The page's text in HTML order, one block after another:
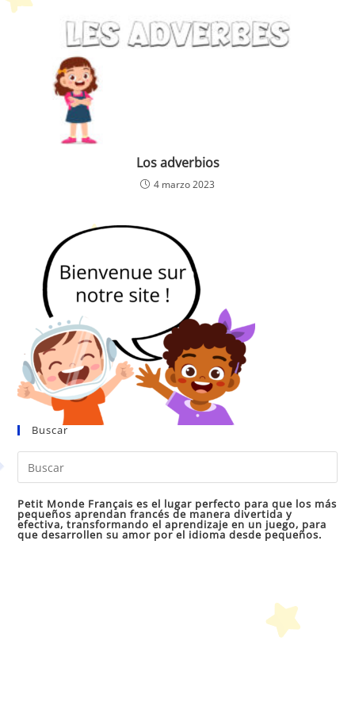
Los adverbios
4 marzo 2023
Buscar
Petit Monde Français es el lugar perfecto para que los más
pequeños aprendan francés de manera divertida y
efectiva, transformando el aprendizaje en un juego, para
que desarrollen su amor por el idioma desde pequeños.